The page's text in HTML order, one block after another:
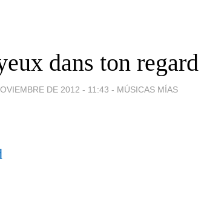
dans ton regard
DE 2012 - 11:43 - MÚSICAS MÍAS